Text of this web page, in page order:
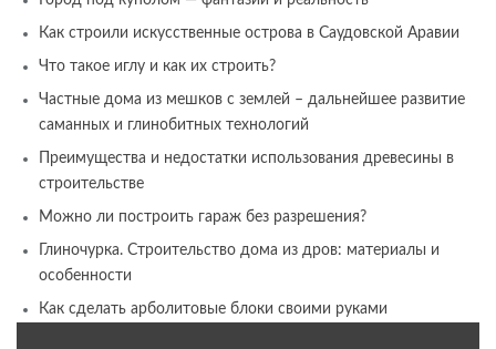
Как строили искусственные острова в Саудовской Аравии
Что такое иглу и как их строить?
Частные дома из мешков с землей – дальнейшее развитие
саманных и глинобитных технологий
Преимущества и недостатки использования древесины в
строительстве
Можно ли построить гараж без разрешения?
Глиночурка. Строительство дома из дров: материалы и
особенности
Как сделать арболитовые блоки своими руками